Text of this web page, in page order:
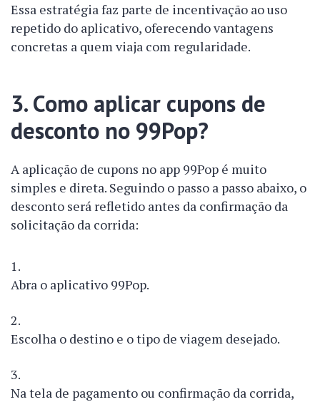
Essa estratégia faz parte de incentivação ao uso
repetido do aplicativo, oferecendo vantagens
concretas a quem viaja com regularidade.
3. Como aplicar cupons de
desconto no 99Pop?
A aplicação de cupons no app 99Pop é muito
simples e direta. Seguindo o passo a passo abaixo, o
desconto será refletido antes da confirmação da
solicitação da corrida:
Abra o aplicativo 99Pop.
Escolha o destino e o tipo de viagem desejado.
Na tela de pagamento ou confirmação da corrida,